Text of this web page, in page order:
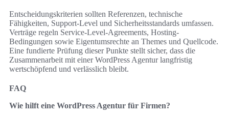
Entscheidungskriterien sollten Referenzen, technische
Fähigkeiten, Support-Level und Sicherheitsstandards umfassen.
Verträge regeln Service-Level-Agreements, Hosting-
Bedingungen sowie Eigentumsrechte an Themes und Quellcode.
Eine fundierte Prüfung dieser Punkte stellt sicher, dass die
Zusammenarbeit mit einer WordPress Agentur langfristig
wertschöpfend und verlässlich bleibt.
FAQ
Wie hilft eine WordPress Agentur für Firmen?